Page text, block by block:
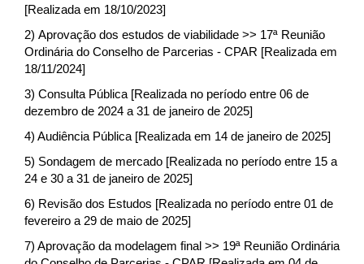
[Realizada em 18/10/2023]
2) Aprovação dos estudos de viabilidade >> 17ª Reunião
Ordinária do Conselho de Parcerias - CPAR [Realizada em
18/11/2024]
3) Consulta Pública [Realizada no período entre 06 de
dezembro de 2024 a 31 de janeiro de 2025]
4) Audiência Pública [Realizada em 14 de janeiro de 2025]
5) Sondagem de mercado [Realizada no período entre 15 a
24 e 30 a 31 de janeiro de 2025]
6) Revisão dos Estudos [Realizada no período entre 01 de
fevereiro a 29 de maio de 2025]
7) Aprovação da modelagem final >> 19ª Reunião Ordinária